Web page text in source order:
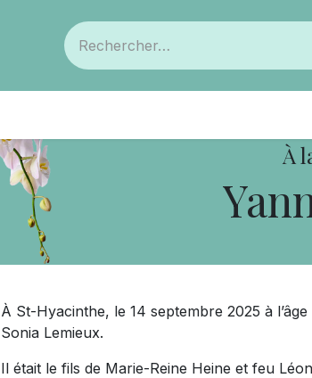
À
À St-Hyacinthe, le 14 septembre 2025 à
Sonia Lemieux.
Il était le fils de Marie-Reine Heine et feu